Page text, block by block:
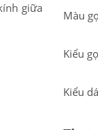
giữa
Màu
Kiểu
Kiểu